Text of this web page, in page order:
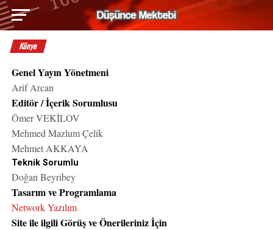
Künye
Genel Yayın Yönetmeni
Arif Arcan
Editör / İçerik Sorumlusu
Ömer VEKİLOV
Mehmed Mazlum Çelik
Mehmet AKKAYA
Teknik Sorumlu
Doğan Beyribey
Tasarım ve Programlama
Network Yazılım
Site ile ilgili Görüş ve Önerileriniz İçin